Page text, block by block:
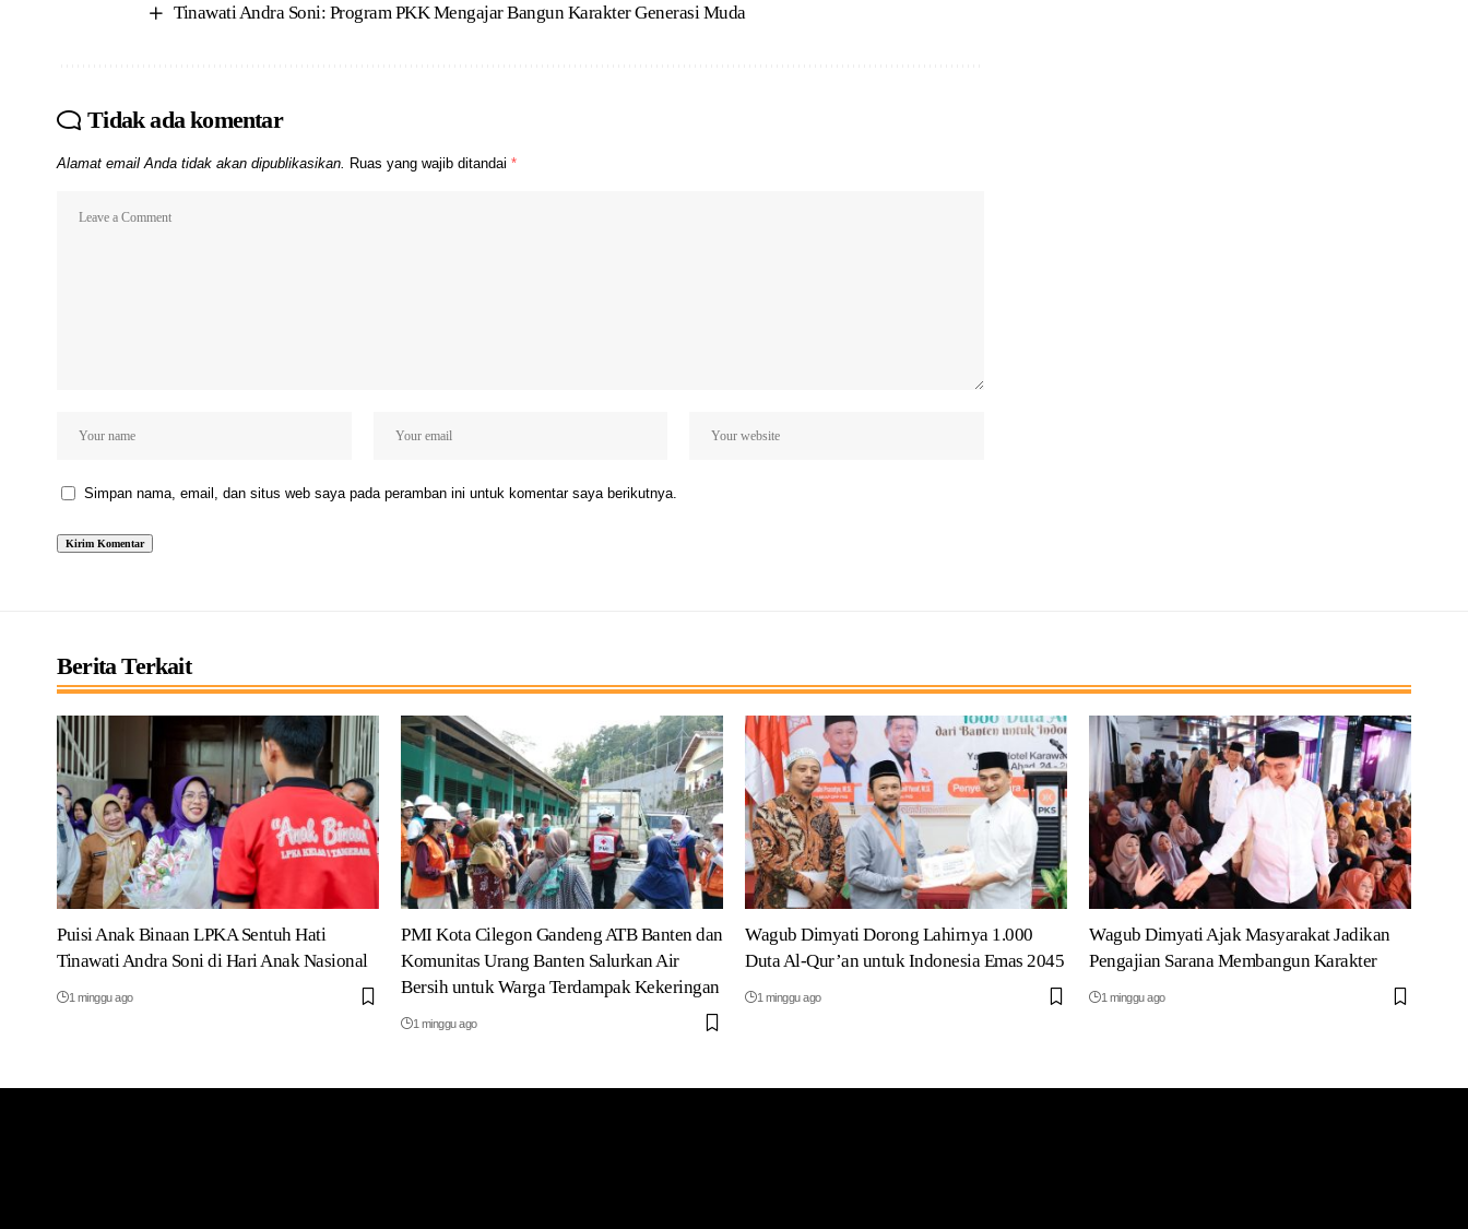
Tinawati Andra Soni: Program PKK Mengajar Bangun Karakter Generasi Muda
Tidak ada komentar
Alamat email Anda tidak akan dipublikasikan. Ruas yang wajib ditandai *
Simpan nama, email, dan situs web saya pada peramban ini untuk komentar saya berikutnya.
Berita Terkait
Puisi Anak Binaan LPKA Sentuh Hati
Tinawati Andra Soni di Hari Anak Nasional
1 minggu ago
PMI Kota Cilegon Gandeng ATB Banten dan
Komunitas Urang Banten Salurkan Air
Bersih untuk Warga Terdampak Kekeringan
1 minggu ago
Wagub Dimyati Dorong Lahirnya 1.000
Duta Al-Qur’an untuk Indonesia Emas 2045
1 minggu ago
Wagub Dimyati Ajak Masyarakat Jadikan
Pengajian Sarana Membangun Karakter
1 minggu ago